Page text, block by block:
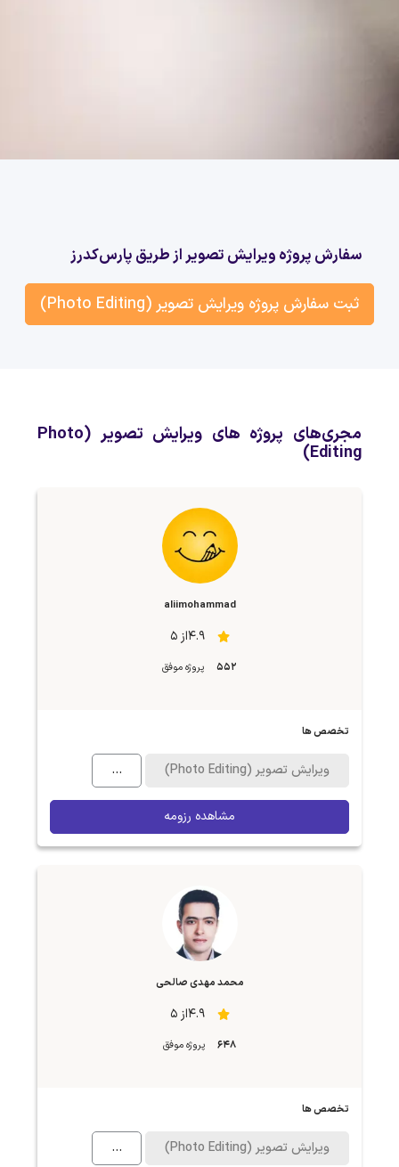
سفارش پروژه ویرایش تصویر از طریق پارس‌کدرز
ثبت سفارش پروژه ویرایش تصویر (Photo Editing)
مجری‌های پروژه های ویرایش تصویر (Photo
Editing)
aliimohammad
4.9از 5
552 پروژه موفق
تخصص ها
ویرایش تصویر (Photo Editing) ...
مشاهده رزومه
محمد مهدی صالحی
4.9از 5
648 پروژه موفق
تخصص ها
ویرایش تصویر (Photo Editing) ...